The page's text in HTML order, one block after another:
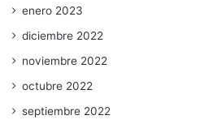
enero 2023
diciembre 2022
noviembre 2022
octubre 2022
septiembre 2022